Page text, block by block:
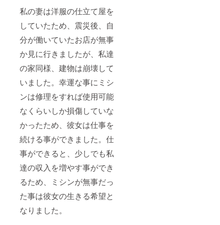
私の妻は洋服の仕立て屋を
していたため、震災後、自
分が働いていたお店が無事
か見に行きましたが、私達
の家同様、建物は崩壊して
いました。幸運な事にミシ
ンは修理をすれば使用可能
なくらいしか損傷していな
かったため、彼女は仕事を
続ける事ができました。仕
事ができると、少しでも私
達の収入を増やす事ができ
るため、ミシンが無事だっ
た事は彼女の生きる希望と
なりました。